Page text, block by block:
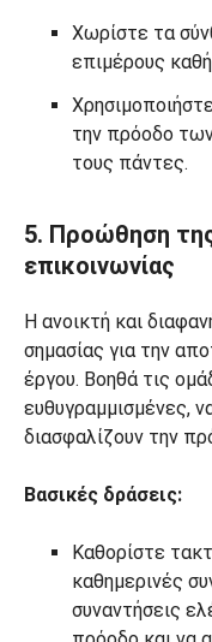
Χωρίστε τα
επιμέρους
την πρόοδο
τους πάντες.
5. Προώθηση
επικοινωνίας
Η ανοικτή και
σημασίας για την
έργου. Βοηθά τις
ευθυγραμμισμένες,
διασφαλίζουν την
Βασικές δράσεις:
Καθορίστε
καθημερινές
συναντήσεις